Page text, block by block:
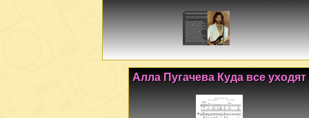
Алла Пугачева Куда все уходят